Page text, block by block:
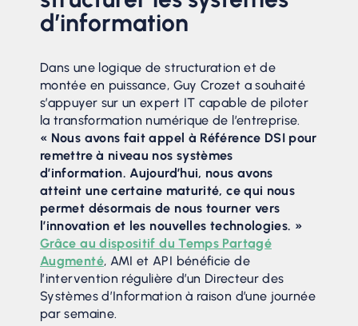
d’information
Dans une logique de structuration et de
montée en puissance, Guy Crozet a souhaité
s’appuyer sur un expert IT capable de piloter
la transformation numérique de l’entreprise.
« Nous avons fait appel à Référence DSI pour
remettre à niveau nos systèmes
d’information. Aujourd’hui, nous avons
atteint une certaine maturité, ce qui nous
permet désormais de nous tourner vers
l’innovation et les nouvelles technologies. »
Grâce au dispositif du Temps Partagé
Augmenté, AMI et API bénéficie de
l’intervention régulière d’un Directeur des
Systèmes d’Information à raison d’une journée
par semaine.